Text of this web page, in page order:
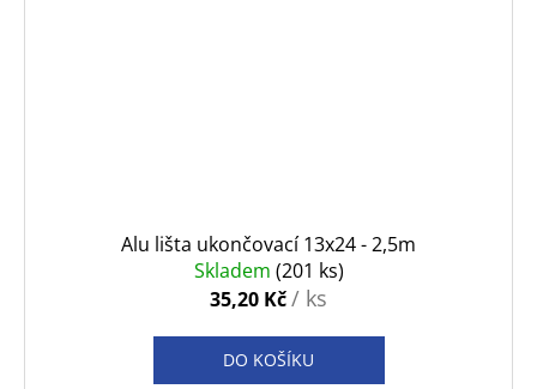
Alu lišta ukončovací 13x24 - 2,5m
Skladem (201 ks)
35,20 Kč/ ks
DO KOŠÍKU